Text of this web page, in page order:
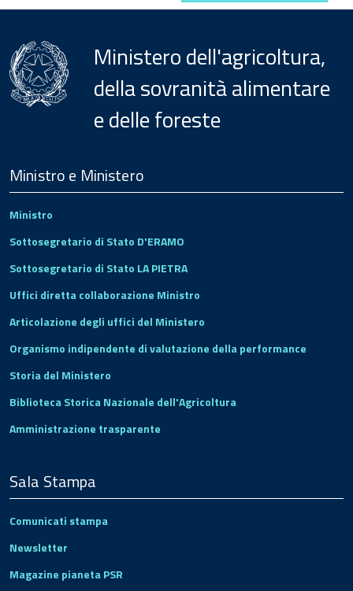
Ministero dell'agricoltura,
della sovranità alimentare
e delle foreste
Footer
Ministro e Ministero
Ministro
Sottosegretario di Stato D'ERAMO
Sottosegretario di Stato LA PIETRA
Uffici diretta collaborazione Ministro
Articolazione degli uffici del Ministero
Organismo indipendente di valutazione della performance
Storia del Ministero
Biblioteca Storica Nazionale dell'Agricoltura
Amministrazione trasparente
Sala Stampa
Comunicati stampa
Newsletter
Magazine pianeta PSR